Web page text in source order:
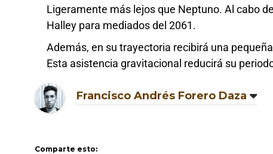
Ligeramente más lejos que Neptuno. Al cabo
Halley para mediados del 2061.
Además, en su trayectoria recibirá una
Esta asistencia gravitacional reducirá su
Francisco Andrés Forero Daza
Comparte esto: